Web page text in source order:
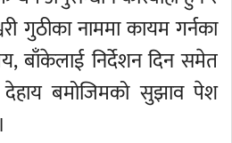
गुठीका नाममा कायम गर्नका
बाँकेलाई निर्देशन दिन समेत
बमोजिमको सुझाव पेश